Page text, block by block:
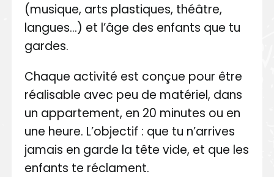
(musique, arts plastiques, théâtre,
langues…) et l’âge des enfants que tu
gardes.
Chaque activité est conçue pour être
réalisable avec peu de matériel, dans
un appartement, en 20 minutes ou en
une heure. L’objectif : que tu n’arrives
jamais en garde la tête vide, et que les
enfants te réclament.